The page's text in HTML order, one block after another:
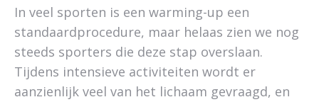
In veel sporten is een warming-up een
standaardprocedure, maar helaas zien we nog
steeds sporters die deze stap overslaan.
Tijdens intensieve activiteiten wordt er
aanzienlijk veel van het lichaam gevraagd, en